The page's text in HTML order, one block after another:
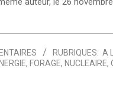
RUBRIQUES: A
, FORAGE, NUCLEAIRE,